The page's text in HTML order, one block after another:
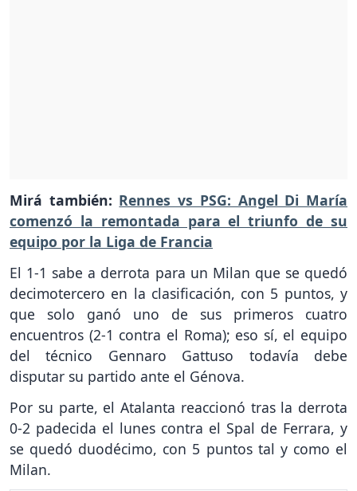
Mirá también: Rennes vs PSG: Angel Di María
comenzó la remontada para el triunfo de su
equipo por la Liga de Francia
El 1-1 sabe a derrota para un Milan que se quedó
decimotercero en la clasificación, con 5 puntos, y
que solo ganó uno de sus primeros cuatro
encuentros (2-1 contra el Roma); eso sí, el equipo
del técnico Gennaro Gattuso todavía debe
disputar su partido ante el Génova.
Por su parte, el Atalanta reaccionó tras la derrota
0-2 padecida el lunes contra el Spal de Ferrara, y
se quedó duodécimo, con 5 puntos tal y como el
Milan.